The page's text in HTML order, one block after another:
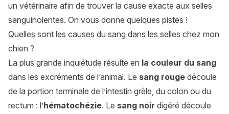
un vétérinaire afin de trouver la cause exacte aux selles
sanguinolentes. On vous donne quelques pistes !
Quelles sont les causes du sang dans les selles chez mon
chien ?
La plus grande inquiétude résulte en la couleur du sang
dans les excréments de l’animal. Le sang rouge découle
de la portion terminale de l’intestin grêle, du colon ou du
rectum : l’hématochézie. Le sang noir digéré découle